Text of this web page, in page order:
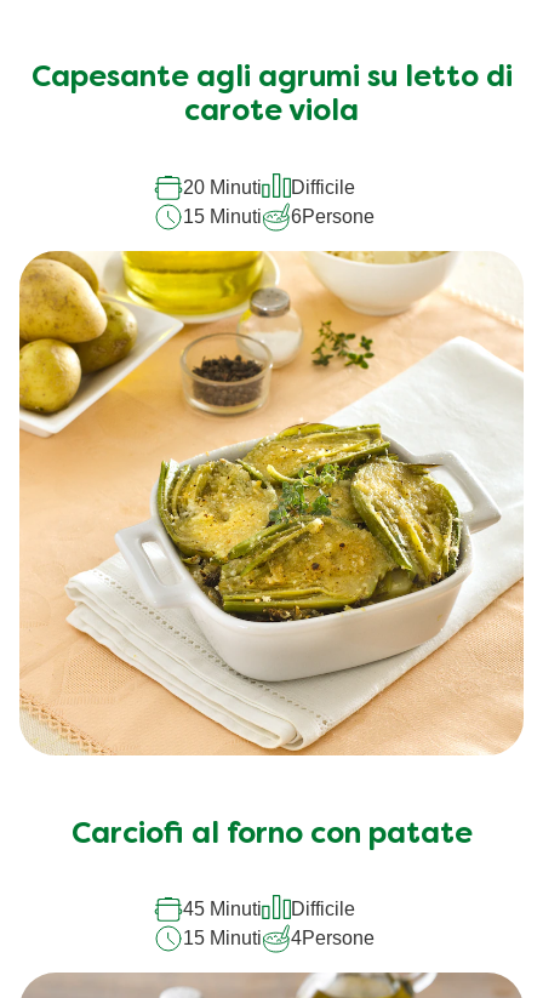
Capesante agli agrumi su letto di
carote viola
20 Minuti
Difficile
15 Minuti
6Persone
Carciofi al forno con patate
45 Minuti
Difficile
15 Minuti
4Persone